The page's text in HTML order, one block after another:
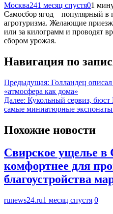
Москва241 месяц спустя01
Самосбор ягод – популярный в
агротуризма. Желающие
или за килограмм и проводят
сбором урожая.
Навигация по
Предыдущая: Голландец
«атмосфера как дома»
Далее: Кукольный сервиз,
самые миниатюрные экспонаты
Похожие новости
Свирское ущелье в
комфортнее для
благоустройства
runews24.ru1 месяц спустя 0